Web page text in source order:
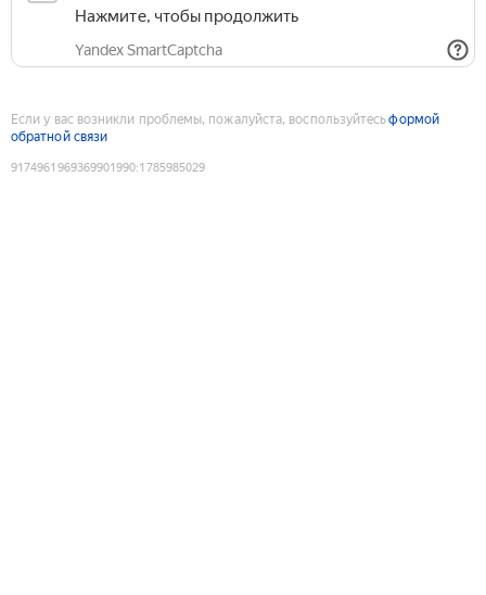
Нажмите, чтобы продолжить
Yandex SmartCaptcha
Если у вас возникли проблемы, пожалуйста, воспользуйтесьформой
обратной связи
9174961969369901990:1785985029